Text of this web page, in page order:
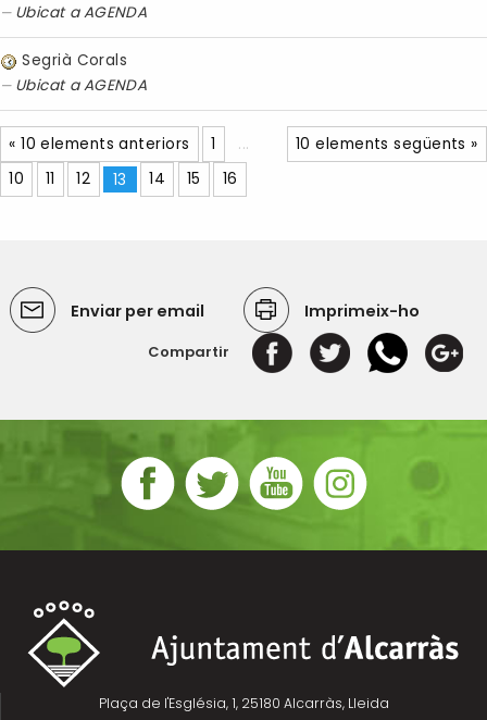
Ubicat aAGENDA
Segrià Corals
Ubicat aAGENDA
« 10 elements anteriors 10 elements següents »
1
...
10
11 12 13 14 15 16
Enviar per email Imprimeix-ho
Compartir
Plaça de l'Església, 1, 25180 Alcarràs, Lleida